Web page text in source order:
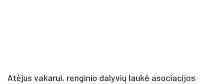
Atėjus vakarui, renginio dalyvių laukė asociacijos